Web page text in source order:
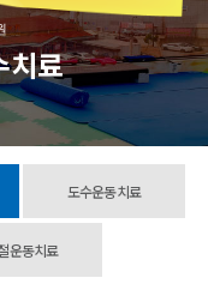
치료
도수운동치료
운동치료